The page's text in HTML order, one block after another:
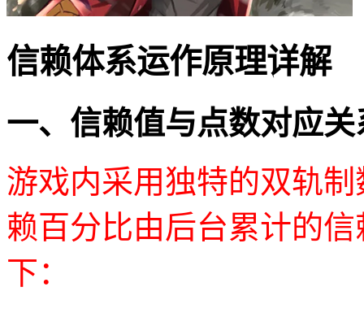
信赖体系运作原理详解
一、信赖值与点数对应关
游戏内采用独特的双轨
赖百分比由后台累计的
下：